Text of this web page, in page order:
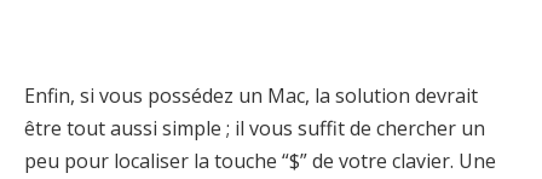
Enfin, si vous possédez un Mac, la solution devrait
être tout aussi simple ; il vous suffit de chercher un
peu pour localiser la touche “$” de votre clavier. Une